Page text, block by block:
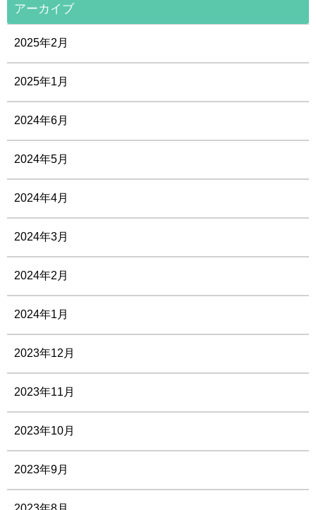
アーカイブ
2025年2月
2025年1月
2024年6月
2024年5月
2024年4月
2024年3月
2024年2月
2024年1月
2023年12月
2023年11月
2023年10月
2023年9月